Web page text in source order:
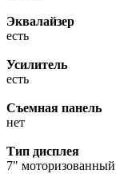
Эквалайзер
есть
Усилитель
есть
Съемная панель
нет
Тип дисплея
7"